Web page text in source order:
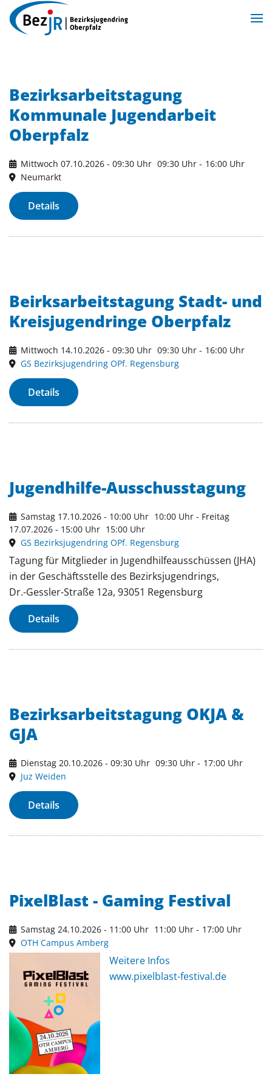
Zum Hauptinhalt springen
Bezirksarbeitstagung
Kommunale Jugendarbeit
Oberpfalz
Mittwoch 07.10.2026 - 09:30 Uhr 09:30 Uhr - 16:00 Uhr
Neumarkt
Details
Beirksarbeitstagung Stadt- und
Kreisjugendringe Oberpfalz
Mittwoch 14.10.2026 - 09:30 Uhr 09:30 Uhr - 16:00 Uhr
GS Bezirksjugendring OPf. Regensburg
Details
Jugendhilfe-Ausschusstagung
Samstag 17.10.2026 - 10:00 Uhr 10:00 Uhr - Freitag
17.07.2026 - 15:00 Uhr 15:00 Uhr
GS Bezirksjugendring OPf. Regensburg
Tagung für Mitglieder in Jugendhilfeausschüssen (JHA)
in der Geschäftsstelle des Bezirksjugendrings,
Dr.-Gessler-Straße 12a, 93051 Regensburg
Details
Bezirksarbeitstagung OKJA &
GJA
Dienstag 20.10.2026 - 09:30 Uhr 09:30 Uhr - 17:00 Uhr
Juz Weiden
Details
PixelBlast - Gaming Festival
Samstag 24.10.2026 - 11:00 Uhr 11:00 Uhr - 17:00 Uhr
OTH Campus Amberg
Weitere Infos
www.pixelblast-festival.de